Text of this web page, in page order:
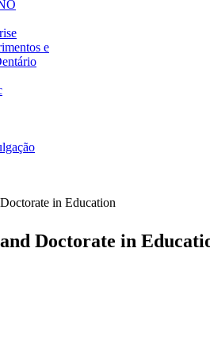
e
in Education
Doctorate in